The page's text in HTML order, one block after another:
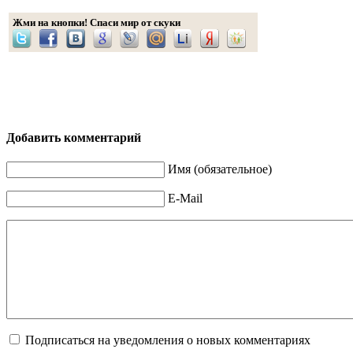
Жми на кнопки! Спаси мир от скуки
Добавить комментарий
Имя (обязательное)
E-Mail
Подписаться на уведомления о новых комментариях